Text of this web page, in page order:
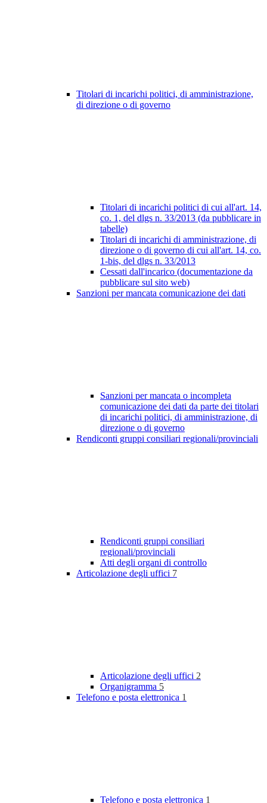
Titolari di incarichi politici, di amministrazione,
di direzione o di governo
Titolari di incarichi politici di cui all'art. 14,
co. 1, del dlgs n. 33/2013 (da pubblicare in
tabelle)
Titolari di incarichi di amministrazione, di
direzione o di governo di cui all'art. 14, co.
1-bis, del dlgs n. 33/2013
Cessati dall'incarico (documentazione da
pubblicare sul sito web)
Sanzioni per mancata comunicazione dei dati
Sanzioni per mancata o incompleta
comunicazione dei dati da parte dei titolari
di incarichi politici, di amministrazione, di
direzione o di governo
Rendiconti gruppi consiliari regionali/provinciali
Rendiconti gruppi consiliari
regionali/provinciali
Atti degli organi di controllo
Articolazione degli uffici 7
Articolazione degli uffici 2
Organigramma 5
Telefono e posta elettronica 1
Telefono e posta elettronica 1